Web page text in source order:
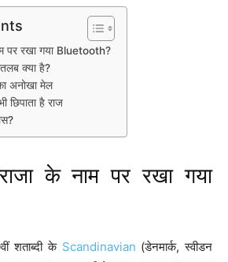
पर रखा गया Bluetooth?
क्या है?
अनोखा मेल
छिपाता है राज
के नाम पर रखा गया
शताब्दी के Scandinavian (डेनमार्क, स्वीडन